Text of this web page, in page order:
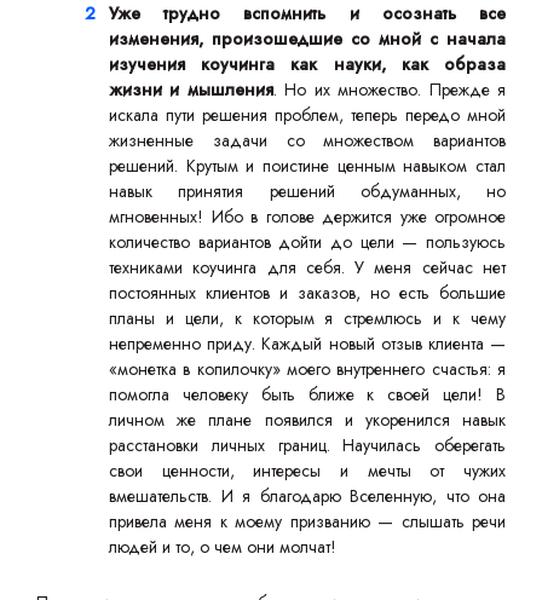
Уже трудно вспомнить и осознать все
изменения, произошедшие со мной с начала
изучения коучинга как науки, как образа
жизни и мышления. Но их множество. Прежде я
искала пути решения проблем, теперь передо мной
жизненные задачи со множеством вариантов
решений. Крутым и поистине ценным навыком стал
навык принятия решений обдуманных, но
мгновенных! Ибо в голове держится уже огромное
количество вариантов дойти до цели — пользуюсь
техниками коучинга для себя. У меня сейчас нет
постоянных клиентов и заказов, но есть большие
планы и цели, к которым я стремлюсь и к чему
непременно приду. Каждый новый отзыв клиента —
«монетка в копилочку» моего внутреннего счастья: я
помогла человеку быть ближе к своей цели! В
личном же плане появился и укоренился навык
расстановки личных границ. Научилась оберегать
свои ценности, интересы и мечты от чужих
вмешательств. И я благодарю Вселенную, что она
привела меня к моему призванию — слышать речи
людей и то, о чем они молчат!